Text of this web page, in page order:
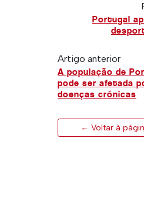
Portugal
Artigo anterior
A população de
pode ser afetada
doenças crónicas
← Voltar à